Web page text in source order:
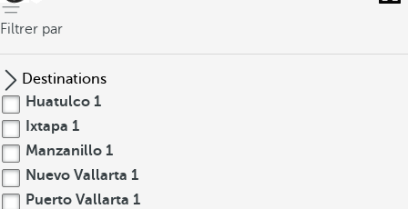
Filtrer par
Destinations
Huatulco 1
Ixtapa 1
Manzanillo 1
Nuevo Vallarta 1
Puerto Vallarta 1